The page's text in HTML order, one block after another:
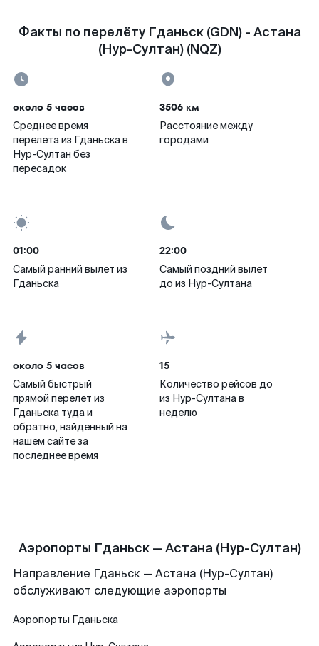
Факты по перелёту Гданьск (GDN) - Астана
(Нур-Султан) (NQZ)
около 5 часов
Среднее время
перелета из Гданьска в
Нур-Султан без
пересадок
3506 км
Расстояние между
городами
01:00
Самый ранний вылет из
Гданьска
22:00
Самый поздний вылет
до из Нур-Султана
около 5 часов
Самый быстрый
прямой перелет из
Гданьска туда и
обратно, найденный на
нашем сайте за
последнее время
15
Количество рейсов до
из Нур-Султана в
неделю
Аэропорты Гданьск — Астана (Нур-Султан)
Направление Гданьск — Астана (Нур-Султан)
обслуживают следующие аэропорты
Аэропорты Гданьска